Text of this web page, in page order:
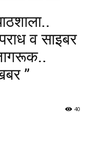
व साइबर
”
40